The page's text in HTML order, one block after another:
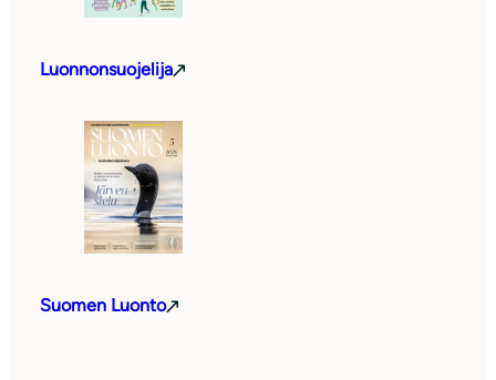
Luonnonsuojelija
Suomen Luonto